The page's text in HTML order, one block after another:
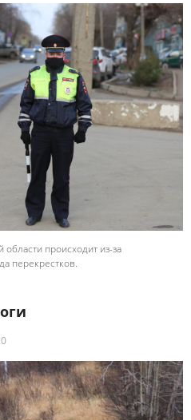
происходит из-за
перекрестков.